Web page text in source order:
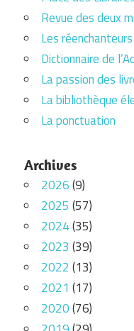
Revue des deux
Les
Dictionnaire de
La passion des
La bibliothèque
La ponctuation
Archives
2026(9)
2025 (57)
2024(35)
2023 (39)
2022 (13)
2021 (17)
2020(76)